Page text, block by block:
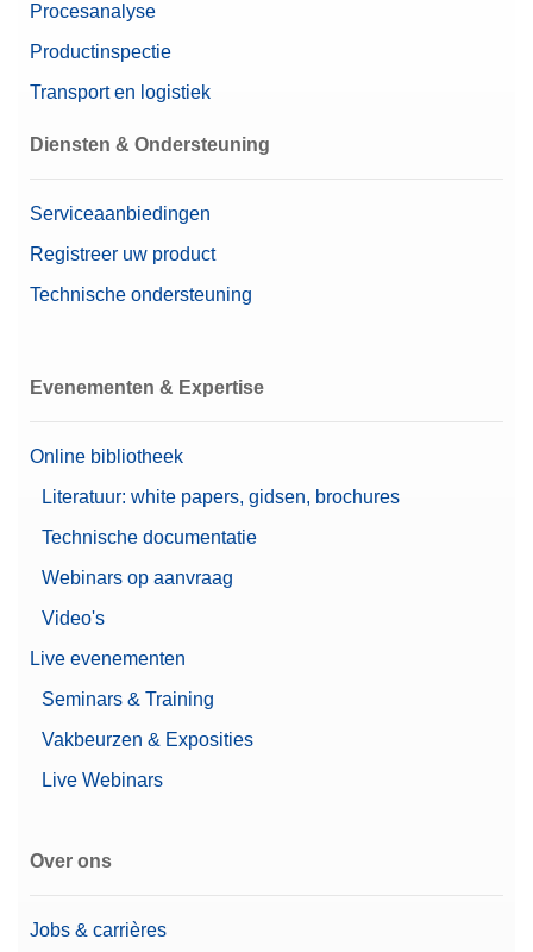
Procesanalyse
Productinspectie
Transport en logistiek
Diensten & Ondersteuning
Serviceaanbiedingen
Registreer uw product
Technische ondersteuning
Evenementen & Expertise
Online bibliotheek
Literatuur: white papers, gidsen, brochures
Technische documentatie
Webinars op aanvraag
Video's
Live evenementen
Seminars & Training
Vakbeurzen & Exposities
Live Webinars
Over ons
Jobs & carrières